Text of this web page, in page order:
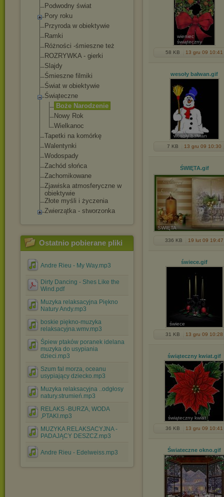
Podwodny świat
Pory roku
Przyroda w obiektywie
Ramki
Różności -śmieszne też
ROZRYWKA - gierki
Slajdy
Śmieszne filmiki
Świat w obiektywie
Świąteczne
Boże Narodzenie
Nowy Rok
Wielkanoc
Tapetki na komórkę
Walentynki
Wodospady
Zachód słońca
Zachomikowane
Zjawiska atmosferyczne w
obiektywie
Złote myśli i życzenia
Zwierzątka - stworzonka
Ostatnio pobierane pliki
Andre Rieu - My Way.mp3
Dirty Dancing - Shes Like the
Wind.pdf
Muzyka relaksacyjna Piękno
Natury Andy.mp3
boskie piękno-muzyka
relaksacyjna.wmv.mp3
Śpiew ptaków poranek idelana
muzyka do usypiania
dzieci.mp3
Szum fal morza, oceanu
usypiający dziecko.mp3
Muzyka relaksacyjna ..odgłosy
natury.strumień.mp3
RELAKS -BURZA, WODA
,PTAKI.mp3
MUZYKA RELAKSACYJNA -
PADAJĄCY DESZCZ.mp3
Andre Rieu - Edelweiss.mp3
wieniec
świąteczny
58 KB
13 gru 09 10:41
wesoły bałwan.gif
wesoły bałwan
7 KB
13 gru 09 10:30
ŚWIĘTA.gif
ŚWIĘTA
336 KB 19 lut 09 19:47
świece.gif
świece
31 KB
13 gru 09 10:28
świąteczny kwiat.gif
świąteczny kwiat
36 KB
13 gru 09 10:41
Świateczne okno.gif